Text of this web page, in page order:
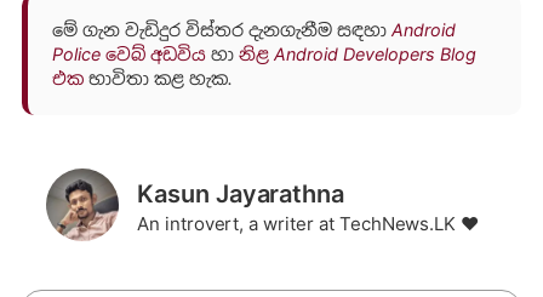
මේ ගැන වැඩිදුර විස්තර දැනගැනීම සඳහා Android
Police වෙබ් අඩවියහා නිළ Android Developers Blog
එකභාවිතා කළ හැක.
Kasun Jayarathna
An introvert, a writer at TechNews.LK ❤️